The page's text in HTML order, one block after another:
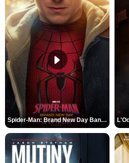
Spider-Man: Brand New Day Bande-annonce VO STFR